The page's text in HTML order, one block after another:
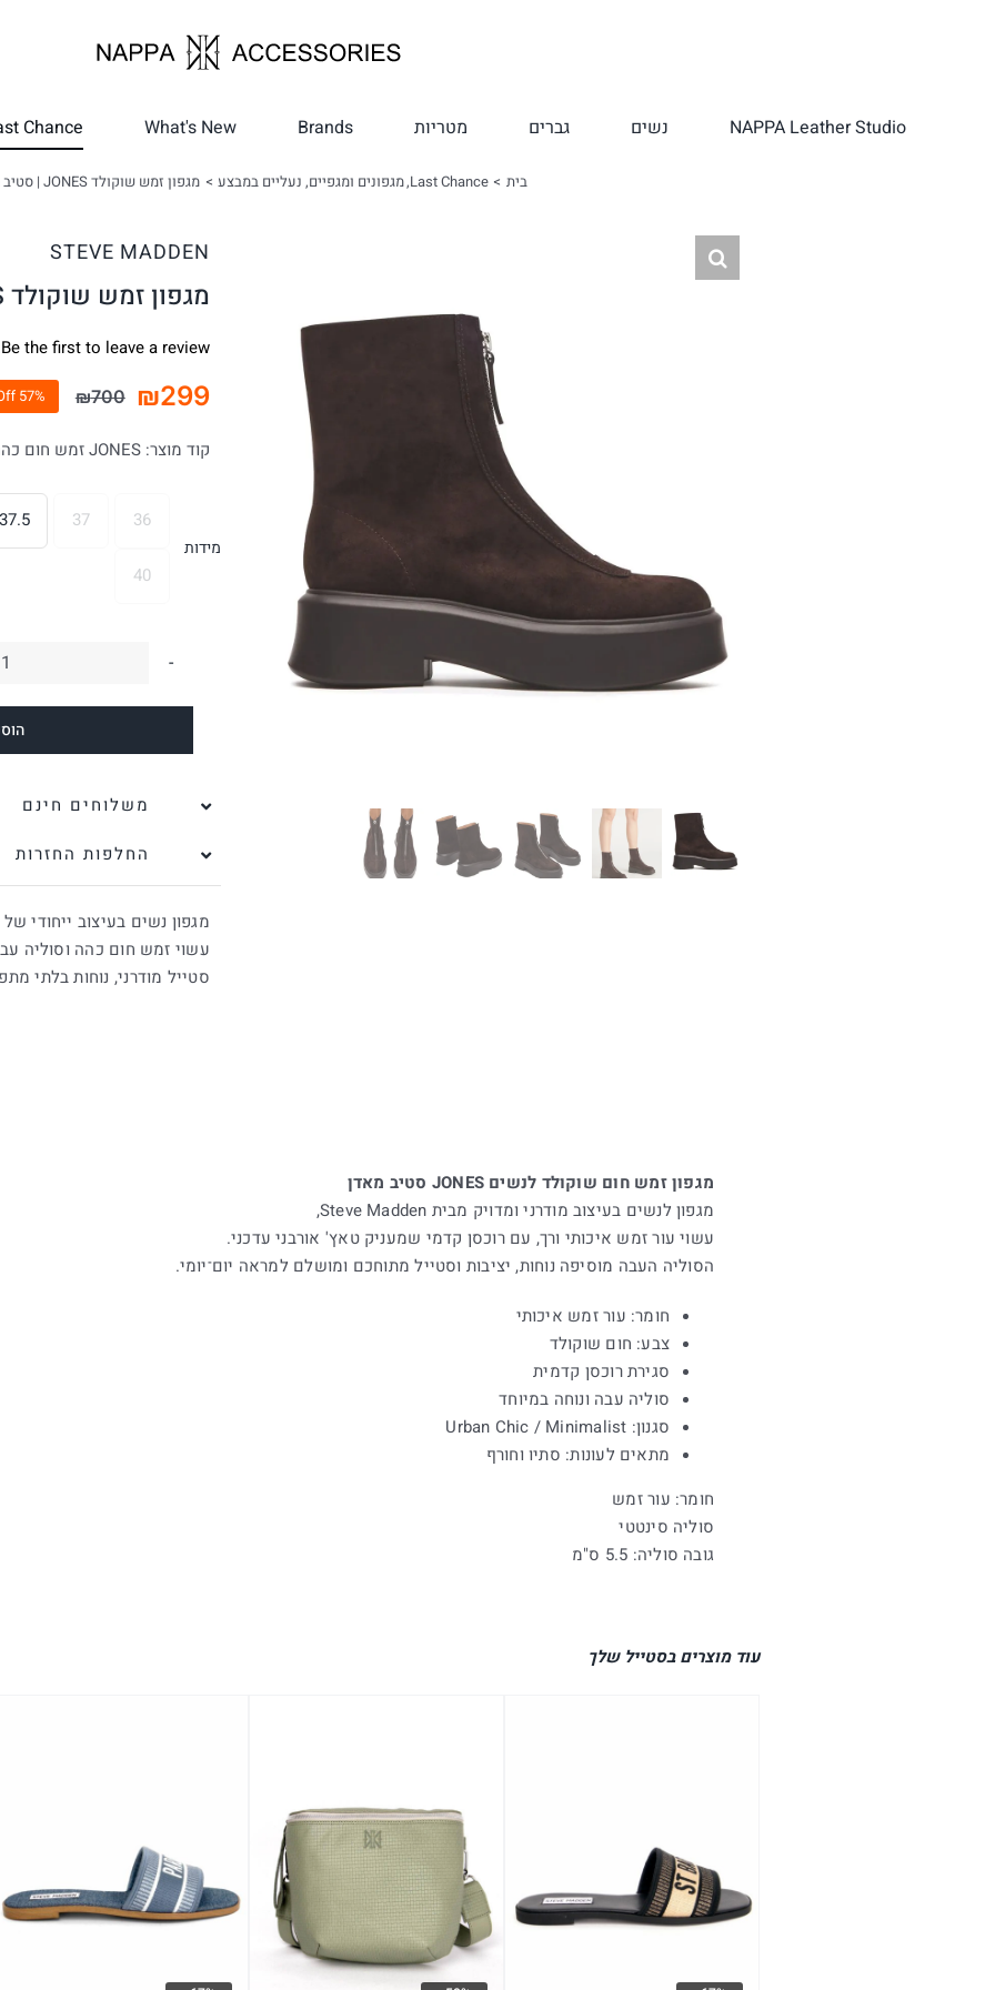
NAPPA Leather Studio נשים גברים מטריות Brands
What's New
Chance
בית Last Chance מגפונים ומגפיים נעליים במבצע מגפון זמש שוקולד JONES | סטיב מאדן
STEVE MADDEN
מגפון זמש שוקולד JONES | סטיב מאדן
Be the first to leave a review.
₪700
היה:
₪700.
₪299
הנוכחי
הוא:
₪299.
57% Off
קוד מוצר:JONES זמש חום כהה שוקולד
מידות
36
37
37.5
40
משלוחים חינם
החלפות החזרות
מגפון נשים בעיצוב ייחודי של Steve Madden,
עשוי זמש חום כהה וסוליה
סטייל מודרני, נוחות בלתי
מגפון זמש חום שוקולד לנשים JONES סטיב מאדן
מגפון לנשים בעיצוב מודרני ומדויק מבית Steve Madden,
עשוי עור זמש איכותי ורך, עם רוכסן קדמי שמעניק טאץ' אורבני עדכני.
הסוליה העבה מוסיפה נוחות, יציבות וסטייל מתוחכם ומושלם למראה יום־יומי.
חומר: עור זמש איכותי
צבע: חום שוקולד
סגירת רוכסן קדמית
סוליה עבה ונוחה במיוחד
סגנון: Urban Chic / Minimalist
מתאים לעונות: סתיו וחורף
חומר: עור זמש
סוליה סינטטי
גובה סוליה: 5.5 ס"מ
עוד מוצרים בסטייל שלך